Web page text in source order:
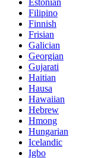
Filipino
Finnish
Frisian
Galician
Georgian
Gujarati
Haitian
Hausa
Hawaiian
Hebrew
Hmong
Hungarian
Icelandic
Igbo